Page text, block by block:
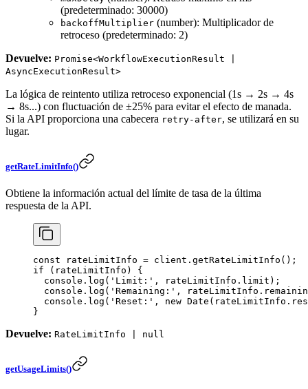
(predeterminado: 30000)
backoffMultiplier (number): Multiplicador de
retroceso (predeterminado: 2)
Devuelve: Promise<WorkflowExecutionResult |
AsyncExecutionResult>
La lógica de reintento utiliza retroceso exponencial (1s → 2s → 4s
→ 8s...) con fluctuación de ±25% para evitar el efecto de manada.
Si la API proporciona una cabecera retry-after, se utilizará en su
lugar.
getRateLimitInfo()
Obtiene la información actual del límite de tasa de la última
respuesta de la API.
const rateLimitInfo = client. getRateLimitInfo ();
if (rateLimitInfo) {
  console.
log ( 'Limit:' , rateLimitInfo.limit);
  console.
log ( 'Remaining:' ,
  console.
log ( 'Reset:' , new Date
}
Devuelve: RateLimitInfo | null
getUsageLimits()